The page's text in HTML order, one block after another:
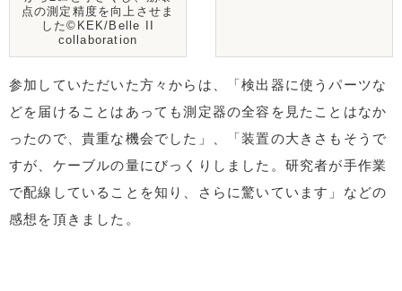
点の測定精度を向上させま
した©KEK/Belle II
collaboration
参加していただいた方々からは、「検出器に使うパーツな
どを届けることはあっても測定器の全容を見たことはなか
ったので、貴重な機会でした」、「装置の大きさもそうで
すが、ケーブルの量にびっくりしました。研究者が手作業
で配線していることを知り、さらに驚いています」などの
感想を頂きました。